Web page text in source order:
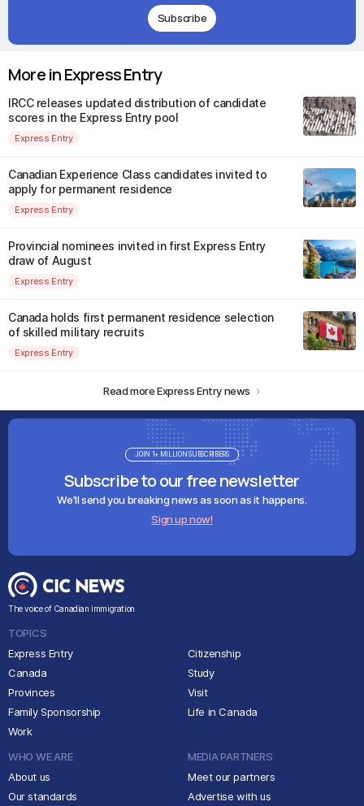
Subscribe
More in Express Entry
IRCC releases updated distribution of candidate
scores in the Express Entry pool
Express Entry
Canadian Experience Class candidates invited to
apply for permanent residence
Express Entry
Provincial nominees invited in first Express Entry
draw of August
Express Entry
Canada holds first permanent residence selection
of skilled military recruits
Express Entry
Read more Express Entry news
Subscribe to our free newsletter
We'll send you breaking news as soon as it happens.
Sign up now!
JOIN 1+ MILLION SUBSCRIBERS
The voice of Canadian immigration
TOPICS
Express Entry
Canada
Provinces
Family Sponsorship
Work
Citizenship
Study
Visit
Life in Canada
WHO WE ARE
About us
Our standards
MEDIA PARTNERS
Meet our partners
Advertise with us